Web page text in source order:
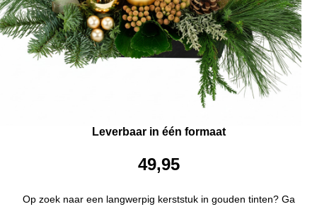
Leverbaar in één formaat
49,95
Op zoek naar een langwerpig kerststuk in gouden tinten? Ga